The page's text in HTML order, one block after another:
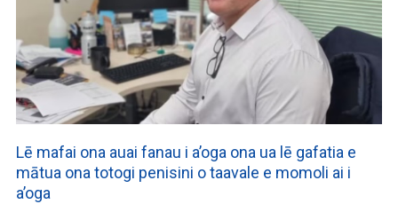
Lē mafai ona auai fanau i a’oga ona ua lē gafatia e
mātua ona totogi penisini o taavale e momoli ai i
a’oga